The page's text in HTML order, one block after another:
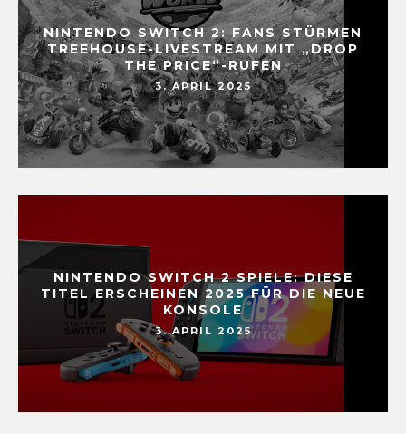
NINTENDO SWITCH 2: FANS STÜRMEN
TREEHOUSE-LIVESTREAM MIT „DROP
THE PRICE“-RUFEN
3. APRIL 2025
NINTENDO SWITCH 2 SPIELE: DIESE
TITEL ERSCHEINEN 2025 FÜR DIE NEUE
KONSOLE
3. APRIL 2025